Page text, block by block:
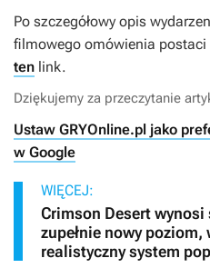
Po szczegółowy opis
filmowego omówienia postaci
ten link.
Dziękujemy za przeczytanie
Ustaw GRYOnline.pl jako
w Google
WIĘCEJ:
Crimson Desert
zupełnie nowy
realistyczny system